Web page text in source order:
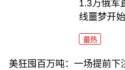
1.3万俄军
线噩梦开
最热
美狂囤百万吨：一场提前下